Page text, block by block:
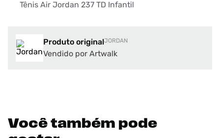
Tênis Air Jordan 237 TD Infantil
Produto originalJORDAN
Vendido por Artwalk
Você também pode